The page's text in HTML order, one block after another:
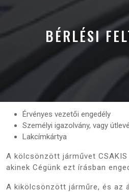
BÉRLÉSI
Érvényes vezetői engedély
Személyi igazolvány, vagy
Lakcímkártya
A kölcsönzött járművet
akinek Cégünk ezt írásban
A kikölcsönzött járműre, és az